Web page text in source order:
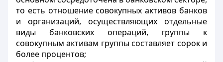
то есть отношение совокупных активов банков
и организаций, осуществляющих отдельные
виды банковских операций, группы к
совокупным активам группы составляет сорок и
более процентов;